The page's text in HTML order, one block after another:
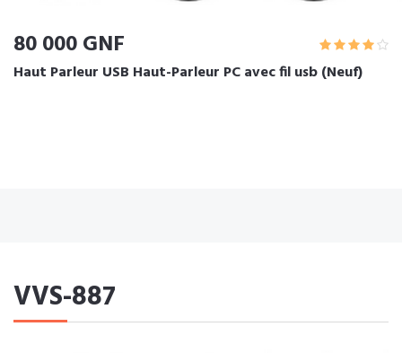
80 000 GNF
Haut Parleur USB Haut-Parleur PC avec fil usb (Neuf)
VVS-887